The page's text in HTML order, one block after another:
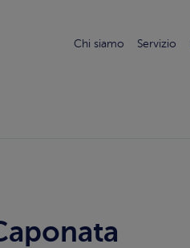
Chi siamo Servizio